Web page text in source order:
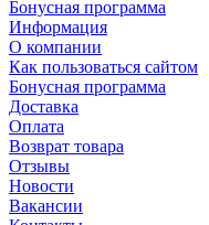
Бонусная программа
Информация
О компании
Как пользоваться сайтом
Бонусная программа
Доставка
Оплата
Возврат товара
Отзывы
Новости
Вакансии